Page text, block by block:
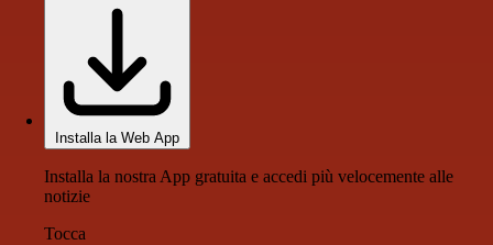
Installa la Web App
Installa la nostra App gratuita e accedi più velocemente alle
notizie
Tocca